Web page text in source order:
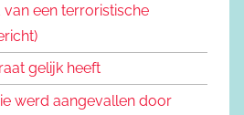
van een terroristische
gelijk heeft
werd aangevallen door